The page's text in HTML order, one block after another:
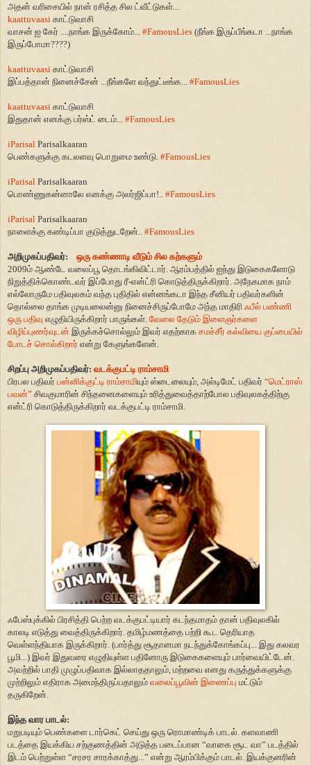
அதன் வரிசையில் நான் ரசித்த சில ட்வீட்டுகள்...
kaattuvaasi காட்டுவாசி
வாசன் ஐ கேர்
நாங்க இருக்கோம் #FamousLies (நீங்க இருப்பீங்கடா
நாங்க
இருப்போமா????)
kaattuvaasi காட்டுவாசி
இப்பத்தான் நினைச்சேன்
நீங்களே வந்துட்டீங்க #FamousLies
kaattuvaasi காட்டுவாசி
இதுதான் எனக்கு பர்ஸ்ட் டைம்
#FamousLies
iParisal Parisalkaaran
பெண்களுக்கு கடலளவு பொறுமை உண்டு #FamousLies
iParisal Parisalkaaran
பொண்ணுகன்னாலே எனக்கு அலர்ஜிப்பா..! #FamousLies
iParisal Parisalkaaran
நாளைக்கு கண்டிப்பா குடுத்துடறேன்
#FamousLies
அறிமுகப்பதிவர்:
ஒரு கண்ணாடி வீடும் சில கற்களும்
2009ம் ஆண்டே வலைப்பூ தொடங்கிவிட்டார். ஆரம்பத்தில் ஐந்து இடுகைகளோடு
நிறுத்திக்கொண்டவர் இப்போது ரீ-என்ட்ரி கொடுத்திருக்கிறார். அநேகமாக நாம்
எல்லோருமே பதிவுலகம் வந்த புதிதில் என்னங்கடா இந்த சீனியர் பதிவர்களின்
தொல்லை தாங்க முடியலைன்னு நினைச்சிருப்போமே அந்த மாதிரி ஃபீல் பண்ணி
ஒரு பதிவு எழுதியிருக்கிறார் பாருங்கள். வேலை தேடும் இளைஞர்களை
விழிப்புணர்வுடன் இருக்கச்சொல்லும் இவர் எதற்காக சமச்சீர் கல்வியை குப்பையில்
போடச் சொல்கிறார் என்று கேளுங்களேன்.
சிறப்பு அறிமுகப்பதிவர்: வடக்குபட்டி ராம்சாமி
பிரபல பதிவர் பன்னிக்குட்டி ராம்சாமியும் ஸ்டைலையும், அல்டிமேட் பதிவர் “மெட்ராஸ்
பவன்” சிவகுமாரின் சிந்தனைகளையும் உரித்துவைத்தாற்போல பதிவுலகத்திற்கு
என்ட்ரி கொடுத்திருக்கிறார் வடக்குபட்டி ராம்சாமி.
ஃபேஸ்புக்கில் பிரசித்தி பெற்ற வடக்குபட்டியார் கடந்தமாதம் தான் பதிவுலகில்
காலடி எடுத்து வைத்திருக்கிறார். தமிழ்மணத்தை பற்றி கூட தெரியாத
வெள்ளந்தியாக இருக்கிறார். (பார்த்து சூதானமா நடந்துக்கோங்கப்பு... இது கலவர
பூமி...) இவர் இதுவரை எழுதியுள்ள பதினோரு இடுகைகளையும் பார்வையிட்டேன்.
அவற்றில் பாதி முழுப்பதிவாக இல்லாததாலும், மற்றவை எனது கருத்துக்களுக்கு
முற்றிலும் எதிராக அமைந்திருப்பதாலும் வலைப்பூவின் இணைப்பு மட்டும்
தருகிறேன்.
இந்த வார பாடல்:
மறுபடியும் பெண்களை டார்கெட் செய்து ஒரு ரொமாண்டிக் பாடல். களவாணி
படத்தை இயக்கிய சற்குணத்தின் அடுத்த படைப்பான “வாகை சூட வா” படத்தில்
இடம் பெற்றுள்ள “சரசர சாரக்காத்து...” என்று ஆரம்பிக்கும் பாடல். இயக்குனரின்